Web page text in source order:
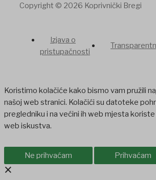
Copyright © 2026 Koprivnički Bregi
Izjava o
pristupačnosti
Koristimo kolačiće kako bismo vam pružili
našoj web stranici. Kolačići su datoteke
pregledniku i na većini ih web mjesta
web iskustva.
Ne prihvaćam Prihvaćam
×